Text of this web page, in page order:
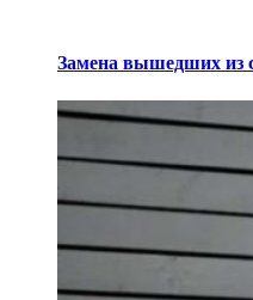
Замена вышедших из